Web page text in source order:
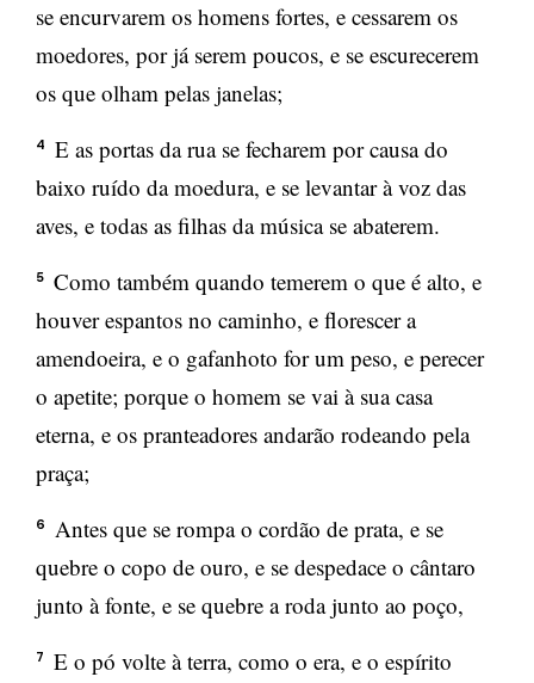
se encurvarem os homens fortes, e cessarem os
moedores, por já serem poucos, e se escurecerem
os que olham pelas janelas;
4
E as portas da rua se fecharem por causa do
baixo ruído da moedura, e se levantar à voz das
aves, e todas as filhas da música se abaterem.
5
Como também quando temerem o que é alto, e
houver espantos no caminho, e florescer a
amendoeira, e o gafanhoto for um peso, e perecer
o apetite; porque o homem se vai à sua casa
eterna, e os pranteadores andarão rodeando pela
praça;
6
Antes que se rompa o cordão de prata, e se
quebre o copo de ouro, e se despedace o cântaro
junto à fonte, e se quebre a roda junto ao poço,
7
E o pó volte à terra, como o era, e o espírito